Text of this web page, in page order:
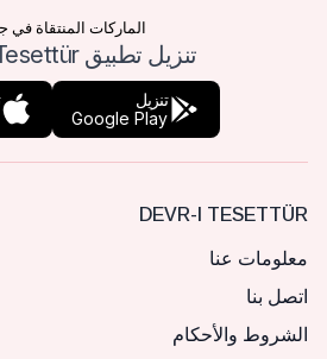
الماركات المنتقاة في
تنزيل تطبيق Devr-i Tesettür
تنزيل
Google Play
DEVR-I TESETTÜR
معلومات عنا
اتصل بنا
الشروط والأحكام